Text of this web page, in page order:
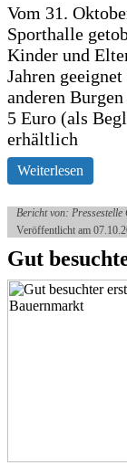
Vom 31.
Sporthalle
Kinder und
Jahren
anderen
5 Euro (als
erhältlich
Weiterlesen
Bericht von:
Veröffentlicht am
Gut